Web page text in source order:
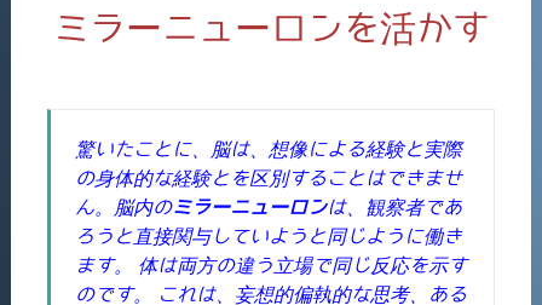
ミラーニューロンを活かす
驚いたことに、脳は、想像による経験と実際
の身体的な経験とを区別することはできませ
ん。脳内のミラーニューロンは、観察者であ
ろうと直接関与していようと同じように働き
ます。 体は両方の違う立場で同じ反応を示す
のです。 これは、妄想的偏執的な思考、ある